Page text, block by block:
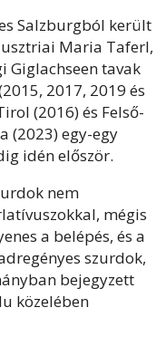
Salzburgból került
Maria Taferl,
Giglachseen tavak
2017, 2019 és
(2016) és Felső-
(2023) egy-egy
idén először.
nem
mégis
a belépés, és a
szurdok,
bejegyzett
közelében